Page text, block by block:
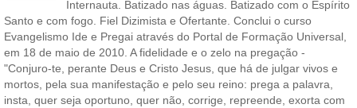
Internauta. Batizado nas águas. Batizado com o Espírito
Santo e com fogo. Fiel Dizimista e Ofertante. Conclui o curso
Evangelismo Ide e Pregai através do Portal de Formação Universal,
em 18 de maio de 2010. A fidelidade e o zelo na pregação -
"Conjuro-te, perante Deus e Cristo Jesus, que há de julgar vivos e
mortos, pela sua manifestação e pelo seu reino: prega a palavra,
insta, quer seja oportuno, quer não, corrige, repreende, exorta com